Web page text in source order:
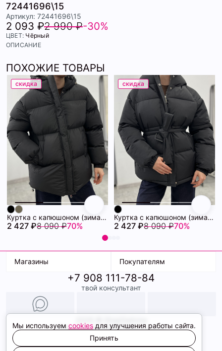
72441696\15
Артикул: 72441696\15
2 093 ₽2 990 ₽-30%
ЦВЕТ: Чёрный
ОПИСАНИЕ
ПОХОЖИЕ ТОВАРЫ
скидка
Куртка с капюшоном (зима) 72460880\15
2 427 ₽8 090 ₽70%
скидка
Куртка с капюшоном (зима) 72460878\15
2 427 ₽8 090 ₽70%
Магазины
ТК Терминал
ТРК Континент
Покупателям
Доставка
Условия оплаты
Образы
+7 908 111-78-84
твой консультант
Политика конфиденциальности
Соглашение cookie
Сайт создали
Мы используем cookies для улучшения работы сайта.
Принять